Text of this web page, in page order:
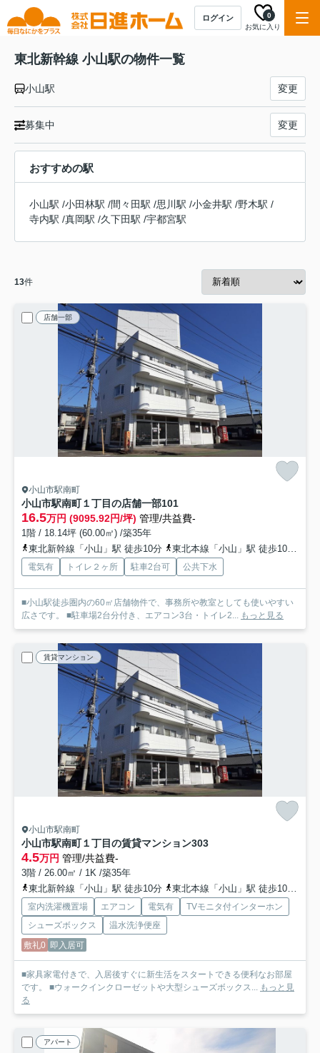
ログイン
お気に入り
0
東北新幹線 小山駅の物件一覧
小山駅 変更
募集中 変更
おすすめの駅
小山駅 /小田林駅 /間々田駅 /思川駅 /小金井駅 /野木駅 /
寺内駅 /真岡駅 /久下田駅 /宇都宮駅
13件
店舗一部
小山市駅南町
小山市駅南町１丁目の店舗一部101
16.5万円 (9095.92円/坪) 管理/共益費-
1階 / 18.14坪 (60.00㎡) /築35年
東北新幹線「小山」駅 徒歩10分
東北本線「小山」駅 徒歩10分
電気有 トイレ２ヶ所 駐車2台可 公共下水
■小山駅徒歩圏内の60㎡店舗物件で、事務所や教室としても使いやすい
広さです。 ■駐車場2台分付き、エアコン3台・トイレ2... もっと見る
賃貸マンション
小山市駅南町
小山市駅南町１丁目の賃貸マンション303
4.5万円 管理/共益費-
3階 / 26.00㎡ / 1K /築35年
東北新幹線「小山」駅 徒歩10分
東北本線「小山」駅 徒歩10分
室内洗濯機置場 エアコン 電気有
TVモニタ付インターホン
シューズボックス
温水洗浄便座
敷礼0 即入居可
■家具家電付きで、入居後すぐに新生活をスタートできる便利なお部屋
です。 ■ウォークインクローゼットや大型シューズボックス... もっと見
る
アパート